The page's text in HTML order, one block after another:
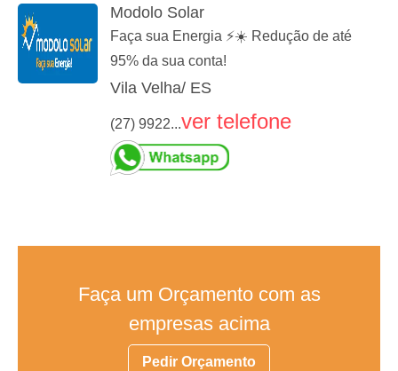
Modolo Solar
Faça sua Energia ⚡☀️ Redução de até
95% da sua conta!
Vila Velha/ ES
(27) 9922...ver telefone
Faça um Orçamento com as
empresas acima
Pedir Orçamento